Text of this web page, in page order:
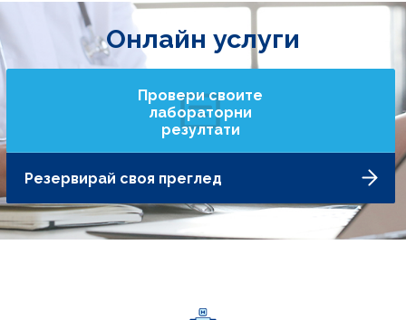
Онлайн услуги
Провери своите
лабораторни
резултати
Резервирай своя преглед